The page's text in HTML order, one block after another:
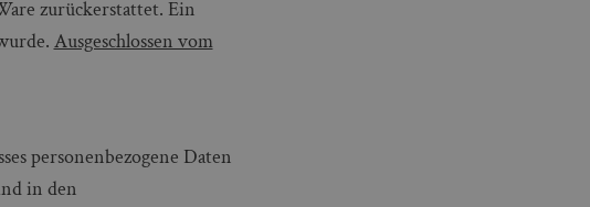
zurückerstattet. Ein
Ausgeschlossen vom
personenbezogene Daten
in den